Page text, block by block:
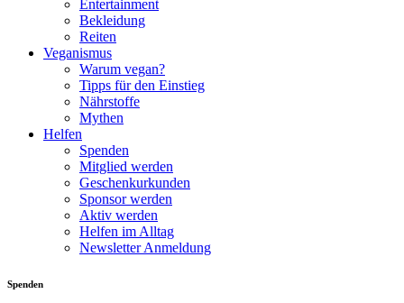
Entertainment
Bekleidung
Reiten
Veganismus
Warum vegan?
Tipps für den Einstieg
Nährstoffe
Mythen
Helfen
Spenden
Mitglied werden
Geschenkurkunden
Sponsor werden
Aktiv werden
Helfen im Alltag
Newsletter Anmeldung
Spenden